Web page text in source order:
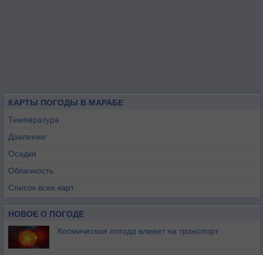
КАРТЫ ПОГОДЫ В МАРАБЕ
Температура
Давление
Осадки
Облачность
Список всех карт
НОВОЕ О ПОГОДЕ
Космическая погода влияет на транспорт